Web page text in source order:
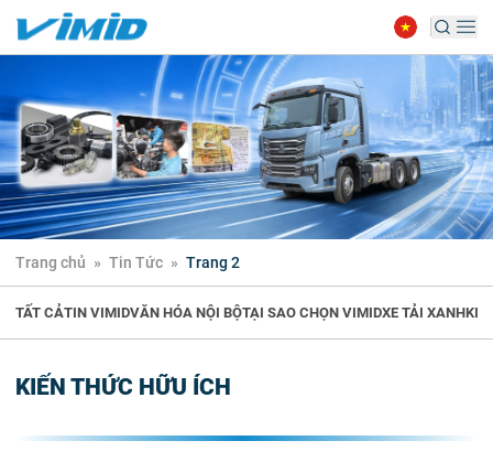
Trang chủ » Tin Tức » Trang 2
TẤT CẢTIN VIMIDVĂN HÓA NỘI BỘTẠI SAO CHỌN VIMIDXE TẢI XANH
KIẾN THỨC HỮU ÍCH